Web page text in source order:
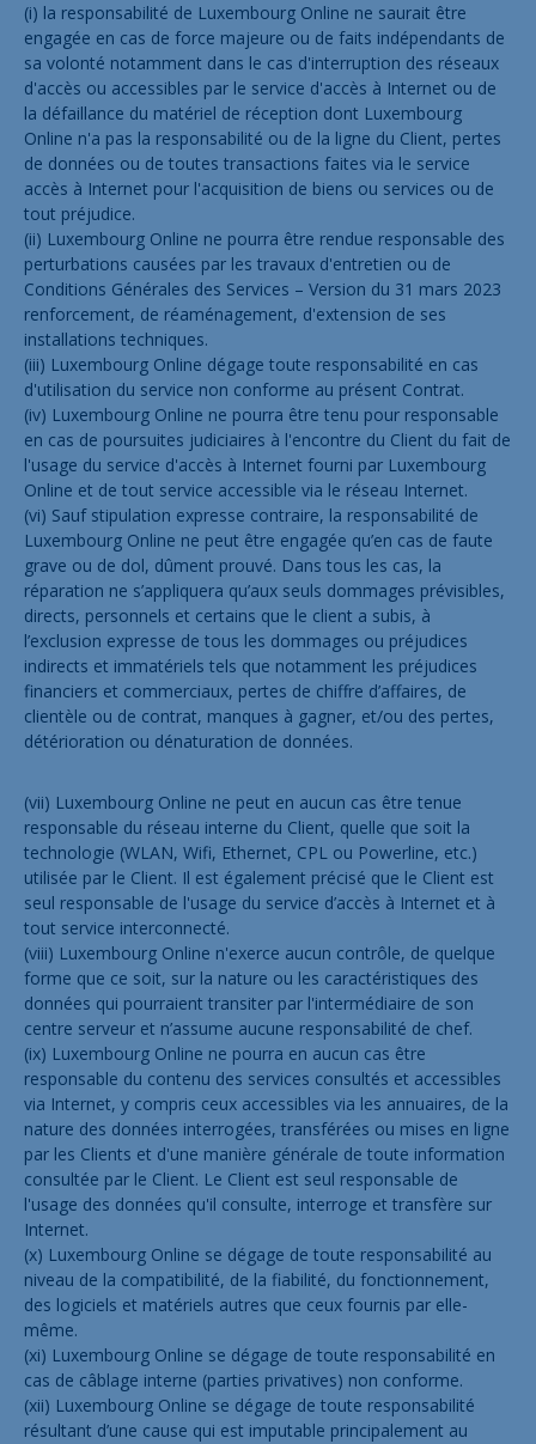
(i) la responsabilité de Luxembourg Online ne saurait être
engagée en cas de force majeure ou de faits indépendants de
sa volonté notamment dans le cas d'interruption des réseaux
d'accès ou accessibles par le service d'accès à Internet ou de
la défaillance du matériel de réception dont Luxembourg
Online n'a pas la responsabilité ou de la ligne du Client, pertes
de données ou de toutes transactions faites via le service
accès à Internet pour l'acquisition de biens ou services ou de
tout préjudice.
(ii) Luxembourg Online ne pourra être rendue responsable des
perturbations causées par les travaux d'entretien ou de
Conditions Générales des Services – Version du 31 mars 2023
renforcement, de réaménagement, d'extension de ses
installations techniques.
(iii) Luxembourg Online dégage toute responsabilité en cas
d'utilisation du service non conforme au présent Contrat.
(iv) Luxembourg Online ne pourra être tenu pour responsable
en cas de poursuites judiciaires à l'encontre du Client du fait de
l'usage du service d'accès à Internet fourni par Luxembourg
Online et de tout service accessible via le réseau Internet.
(vi) Sauf stipulation expresse contraire, la responsabilité de
Luxembourg Online ne peut être engagée qu’en cas de faute
grave ou de dol, dûment prouvé. Dans tous les cas, la
réparation ne s’appliquera qu’aux seuls dommages prévisibles,
directs, personnels et certains que le client a subis, à
l’exclusion expresse de tous les dommages ou préjudices
indirects et immatériels tels que notamment les préjudices
financiers et commerciaux, pertes de chiffre d’affaires, de
clientèle ou de contrat, manques à gagner, et/ou des pertes,
détérioration ou dénaturation de données.
(vii) Luxembourg Online ne peut en aucun cas être tenue
responsable du réseau interne du Client, quelle que soit la
technologie (WLAN, Wifi, Ethernet, CPL ou Powerline, etc.)
utilisée par le Client. Il est également précisé que le Client est
seul responsable de l'usage du service d’accès à Internet et à
tout service interconnecté.
(viii) Luxembourg Online n'exerce aucun contrôle, de quelque
forme que ce soit, sur la nature ou les caractéristiques des
données qui pourraient transiter par l'intermédiaire de son
centre serveur et n’assume aucune responsabilité de chef.
(ix) Luxembourg Online ne pourra en aucun cas être
responsable du contenu des services consultés et accessibles
via Internet, y compris ceux accessibles via les annuaires, de la
nature des données interrogées, transférées ou mises en ligne
par les Clients et d'une manière générale de toute information
consultée par le Client. Le Client est seul responsable de
l'usage des données qu'il consulte, interroge et transfère sur
Internet.
(x) Luxembourg Online se dégage de toute responsabilité au
niveau de la compatibilité, de la fiabilité, du fonctionnement,
des logiciels et matériels autres que ceux fournis par elle-
même.
(xi) Luxembourg Online se dégage de toute responsabilité en
cas de câblage interne (parties privatives) non conforme.
(xii) Luxembourg Online se dégage de toute responsabilité
résultant d’une cause qui est imputable principalement au